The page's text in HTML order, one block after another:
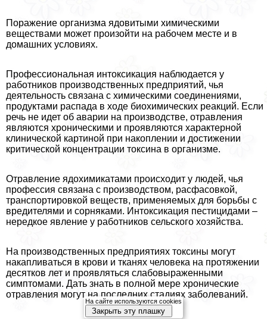
Поражение организма ядовитыми химическими
веществами может произойти на рабочем месте и в
домашних условиях.
Профессиональная интоксикация наблюдается у
работников производственных предприятий, чья
деятельность связана с химическими соединениями,
продуктами распада в ходе биохимических реакций. Если
речь не идет об аварии на производстве, отравления
являются хроническими и проявляются хаpaктерной
клинической картиной при накоплении и достижении
критической концентрации токсина в организме.
Отравление ядохимикатами происходит у людей, чья
профессия связана с производством, расфасовкой,
трaнcпортировкой веществ, применяемых для борьбы с
вредителями и сорняками. Интоксикация пестицидами –
нередкое явление у работников сельского хозяйства.
На производственных предприятиях токсины могут
накапливаться в крови и тканях человека на протяжении
десятков лет и проявляться слабовыраженными
симптомами. Дать знать в полной мере хронические
отравления могут на последних стадиях заболеваний.
На сайте используются cookies
Закрыть эту плашку